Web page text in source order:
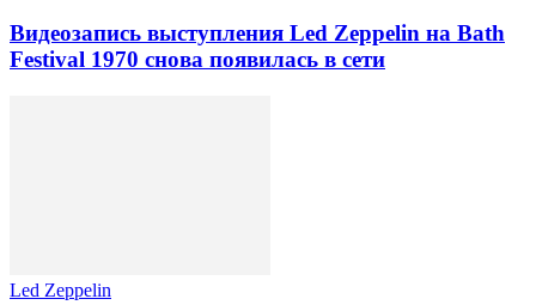
Видеозапись выступления Led Zeppelin на Bath
Festival 1970 снова появилась в сети
Led Zeppelin